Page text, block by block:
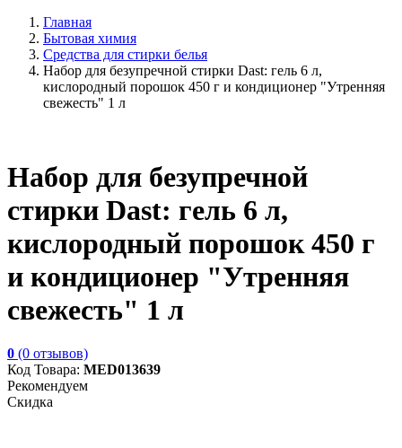
Главная
Бытовая химия
Средства для стирки белья
Набор для безупречной стирки Dast: гель 6 л,
кислородный порошок 450 г и кондиционер "Утренняя
свежесть" 1 л
Набор для безупречной
стирки Dast: гель 6 л,
кислородный порошок 450 г
и кондиционер "Утренняя
свежесть" 1 л
0 (0 отзывов)
Код Товара: MED013639
Рекомендуем
Скидка